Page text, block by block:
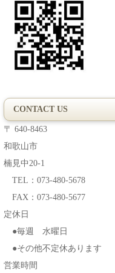
CONTACT US
〒 640-8463
和歌山市
楠見中20-1
TEL：073-480-5678
FAX：073-480-5677
定休日
●毎週 水曜日
●その他不定休あります
営業時間